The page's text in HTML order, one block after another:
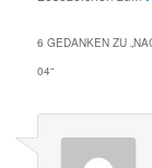
6 GEDANKEN ZU „
04“